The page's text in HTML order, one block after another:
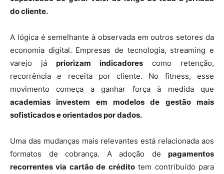
do cliente.
A lógica é semelhante à observada em outros setores da
economia digital. Empresas de tecnologia, streaming e
varejo já priorizam indicadores como retenção,
recorrência e receita por cliente. No fitness, esse
movimento começa a ganhar força à medida que
academias investem em modelos de gestão mais
sofisticados e orientados por dados.
Uma das mudanças mais relevantes está relacionada aos
formatos de cobrança. A adoção de pagamentos
recorrentes via cartão de créditotem contribuído para